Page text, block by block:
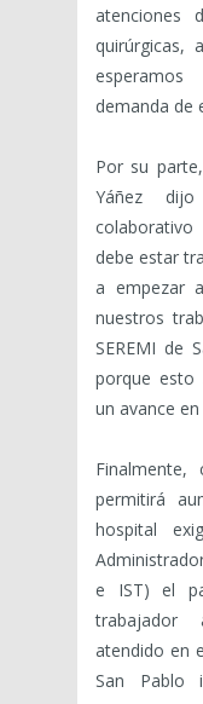
atenciones
quirúrgicas,
demanda de
Por su
Yáñez
debe estar
a empezar
nuestros
SEREMI de
porque esto
un avance
permitirá
hospital
e IST) el
trabajador
atendido en
San Pablo